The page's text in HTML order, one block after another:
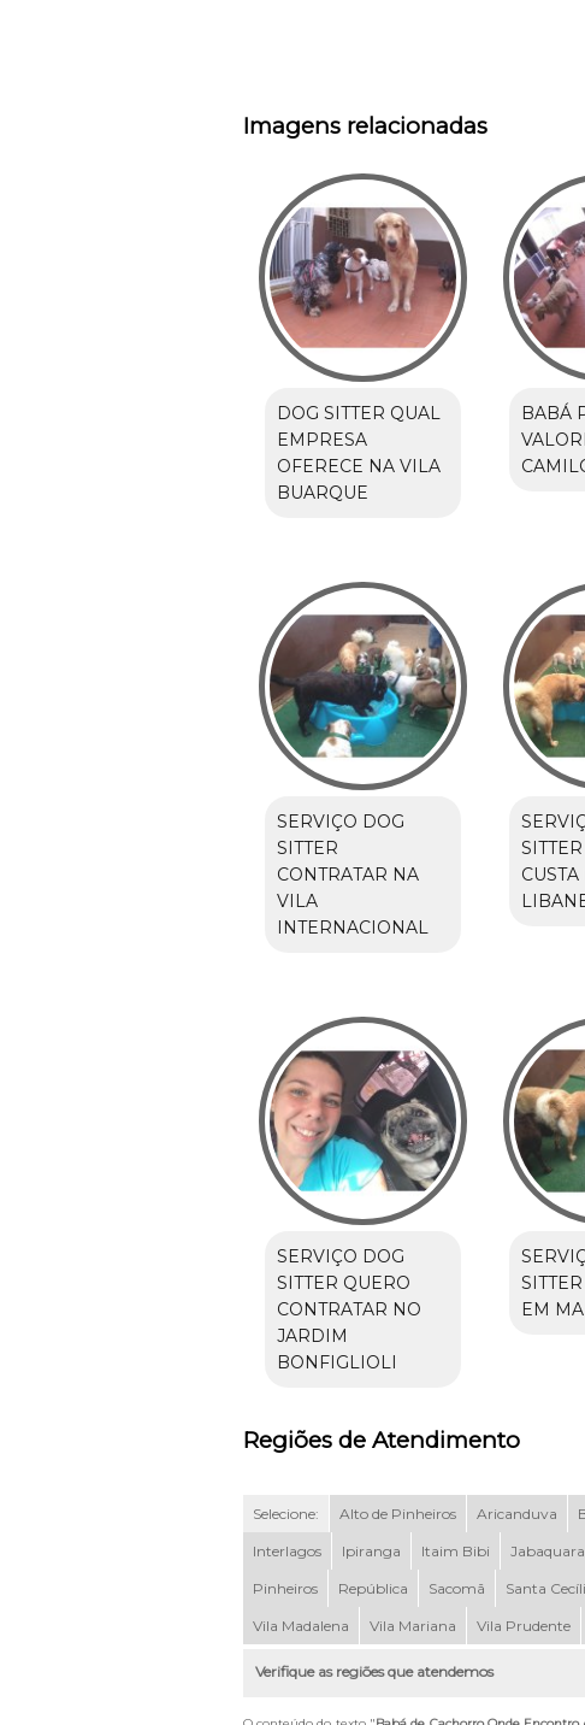
Imagens relacionadas
DOG SITTER QUAL
EMPRESA
OFERECE NA VILA
BUARQUE
BABÁ
SERVIÇO DOG
SITTER
CONTRATAR NA
VILA
INTERNACIONAL
SERVIÇO DOG
SITTER QUERO
CONTRATAR NO
JARDIM
BONFIGLIOLI
EM
Regiões de Atendimento
Selecione: Alto de Pinheiros Aricanduva
Interlagos Ipiranga Itaim Bibi Jabaquara
Pinheiros República Sacomã Santa
Vila Madalena Vila Mariana Vila Prudente
Verifique as regiões que atendemos